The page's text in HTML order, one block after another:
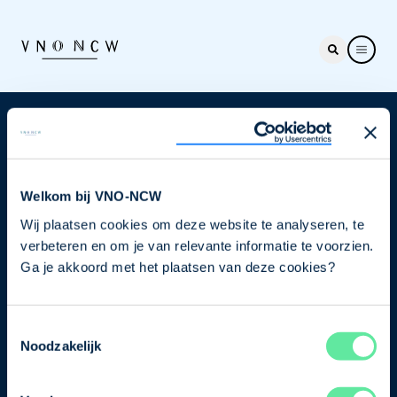
Welkom bij VNO-NCW
Wij plaatsen cookies om deze website te analyseren, te
verbeteren en om je van relevante informatie te voorzien.
Ga je akkoord met het plaatsen van deze cookies?
Noodzakelijk
Nieuwsbrief
je nu in voor de VNO-NCW nieuwsbrief.
Schrijf je in
Direct naar
Ons verhaal